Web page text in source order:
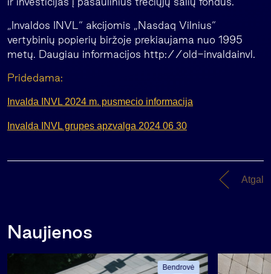
„Invaldos INVL“ akcijomis „Nasdaq Vilnius“
vertybinių popierių biržoje prekiaujama nuo 1995
metų. Daugiau informacijos http://old-invaldainvl.
Pridedama:
Invalda INVL 2024 m. pusmecio informacija
Invalda INVL grupes apzvalga 2024 06 30
Atgal
Naujienos
Bendrovė